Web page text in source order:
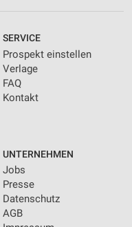
SERVICE
Prospekt einstellen
Verlage
FAQ
Kontakt
UNTERNEHMEN
Jobs
Presse
Datenschutz
AGB